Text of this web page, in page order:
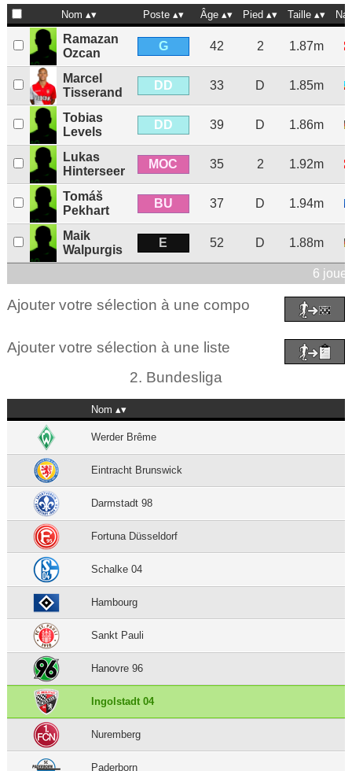
Nom Poste Âge Pied Taille Nat
Ramazan
Ozcan
G 42 2 1.87m
Marcel
Tisserand
DD 33 D 1.85m
Tobias
Levels
DD 39 D 1.86m
Lukas
Hinterseer
MOC 35 2 1.92m
Tomáš
Pekhart
BU 37 D 1.94m
Maik
Walpurgis
E 52 D 1.88m
6
Ajouter votre sélection à une compo
Ajouter votre sélection à une liste
2. Bundesliga
Nom
Werder Brême
Eintracht Brunswick
Darmstadt 98
Fortuna Düsseldorf
Schalke 04
Hambourg
Sankt Pauli
Hanovre 96
Ingolstadt 04
Nuremberg
Paderborn